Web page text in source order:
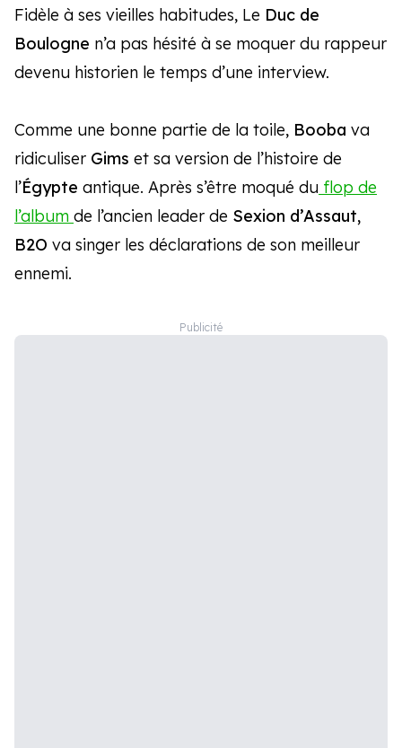
Fidèle à ses vieilles habitudes, Le Duc de
Boulogne n’a pas hésité à se moquer du rappeur
devenu historien le temps d’une interview.
Comme une bonne partie de la toile, Booba va
ridiculiser Gims et sa version de l’histoire de
l’Égypte antique. Après s’être moqué du flop de
l’album de l’ancien leader de Sexion d’Assaut,
B2O va singer les déclarations de son meilleur
ennemi.